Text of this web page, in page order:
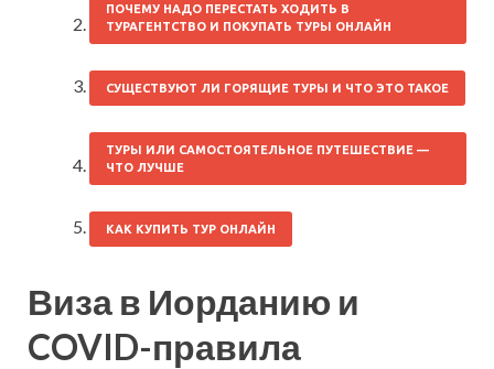
ПОЧЕМУ НАДО ПЕРЕСТАТЬ ХОДИТЬ В
ТУРАГЕНТСТВО И ПОКУПАТЬ ТУРЫ ОНЛАЙН
СУЩЕСТВУЮТ ЛИ ГОРЯЩИЕ ТУРЫ И ЧТО ЭТО ТАКОЕ
ТУРЫ ИЛИ САМОСТОЯТЕЛЬНОЕ ПУТЕШЕСТВИЕ —
ЧТО ЛУЧШЕ
КАК КУПИТЬ ТУР ОНЛАЙН
Виза в Иорданию и
COVID-правила